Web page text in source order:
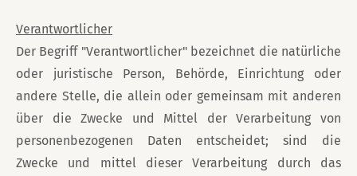
Verantwortlicher
Der Begriff "Verantwortlicher" bezeichnet die natürliche
oder juristische Person, Behörde, Einrichtung oder
andere Stelle, die allein oder gemeinsam mit anderen
über die Zwecke und Mittel der Verarbeitung von
personenbezogenen Daten entscheidet; sind die
Zwecke und mittel dieser Verarbeitung durch das